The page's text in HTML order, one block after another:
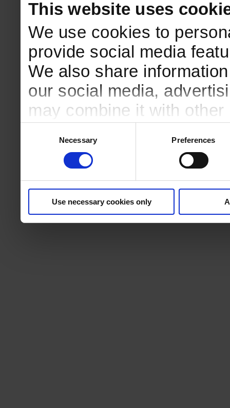
This website uses
We use cookies to
provide social media
We also share
our social media,
may combine it with
services.
Necessary Preferences
Use necessary cookies only